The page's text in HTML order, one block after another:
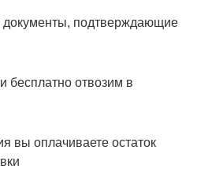
подтверждающие
бесплатно отвозим в
вы оплачиваете остаток